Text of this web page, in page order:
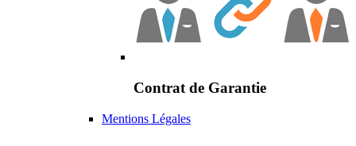
Contrat de Garantie
Mentions Légales